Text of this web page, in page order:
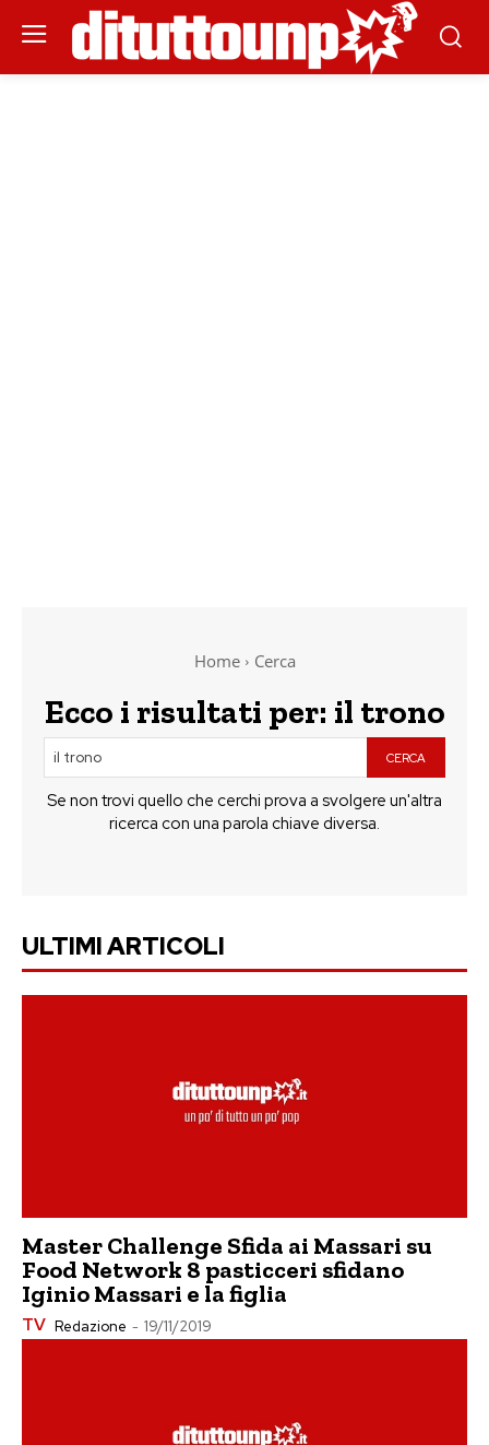
Home Cerca
Ecco i risultati per: il trono
CERCA
Se non trovi quello che cerchi prova a svolgere un'altra
ricerca con una parola chiave diversa.
ULTIMI ARTICOLI
Master Challenge Sfida ai Massari su
Food Network 8 pasticceri sfidano
Iginio Massari e la figlia
TV Redazione - 19/11/2019